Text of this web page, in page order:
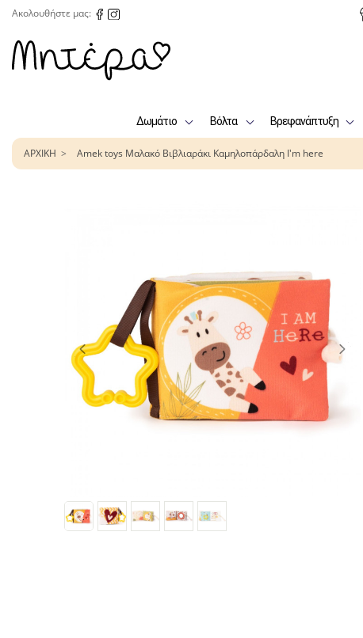
Ακολουθήστε μας:
Δωμάτιο Βόλτα Βρεφανάπτυξη
ΑΡΧΙΚΗ Amek toys Μαλακό Βιβλιαράκι Καμηλοπάρδαλη I'm here